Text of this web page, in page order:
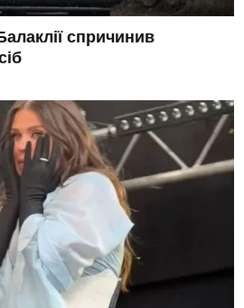
спричинив